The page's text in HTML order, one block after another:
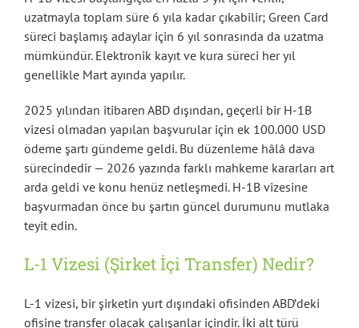
uzatmayla toplam süre 6 yıla kadar çıkabilir; Green Card
süreci başlamış adaylar için 6 yıl sonrasında da uzatma
mümkündür. Elektronik kayıt ve kura süreci her yıl
genellikle Mart ayında yapılır.
2025 yılından itibaren ABD dışından, geçerli bir H-1B
vizesi olmadan yapılan başvurular için ek 100.000 USD
ödeme şartı gündeme geldi. Bu düzenleme hâlâ dava
sürecindedir — 2026 yazında farklı mahkeme kararları art
arda geldi ve konu henüz netleşmedi. H-1B vizesine
başvurmadan önce bu şartın güncel durumunu mutlaka
teyit edin.
L-1 Vizesi (Şirket İçi Transfer) Nedir?
L-1 vizesi, bir şirketin yurt dışındaki ofisinden ABD’deki
ofisine transfer olacak çalışanlar içindir. İki alt türü